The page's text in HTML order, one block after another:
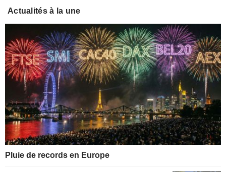
Actualités à la une
Pluie de records en Europe